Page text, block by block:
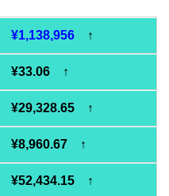
¥1,138,956 ↑
¥33.06 ↑
¥29,328.65 ↑
¥8,960.67 ↑
¥52,434.15 ↑